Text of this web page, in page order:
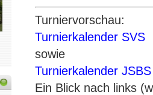
Turniervorschau:
Turnierkalender SVS
sowie
Turnierkalender JSBS
Ein Blick nach links